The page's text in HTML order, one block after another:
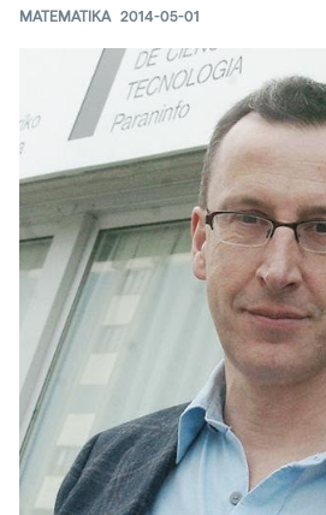
MATEMATIKA 2014-05-01